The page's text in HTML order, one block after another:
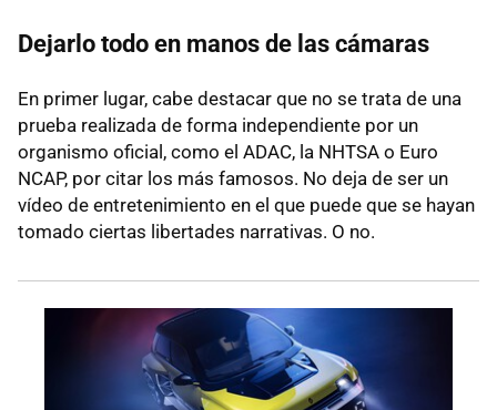
Dejarlo todo en manos de las cámaras
En primer lugar, cabe destacar que no se trata de una
prueba realizada de forma independiente por un
organismo oficial, como el ADAC, la NHTSA o Euro
NCAP, por citar los más famosos. No deja de ser un
vídeo de entretenimiento en el que puede que se hayan
tomado ciertas libertades narrativas. O no.